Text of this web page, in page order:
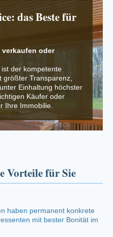
das Beste für
verkaufen oder
der kompetente
größter Transparenz,
Einhaltung höchster
Käufer oder
Ihre Immobilie.
Vorteile für Sie
haben permanent konkrete
mit bester Bonität im